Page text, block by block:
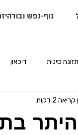
גוף-נפש
תזונה סינית דיכאון
2 דקות